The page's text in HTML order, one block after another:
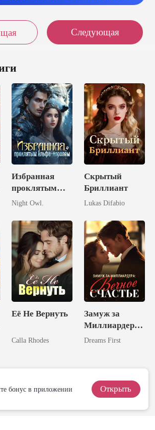
Следующая
Избранная
проклятым
Альфа-
Night Owl.
Скрытый
Бриллиант
Lukas Difabio
Её Не Вернуть
Calla Rhodes
Замуж за
Миллиардера:
Вечное
Dreams First
бонус в приложении Открыть